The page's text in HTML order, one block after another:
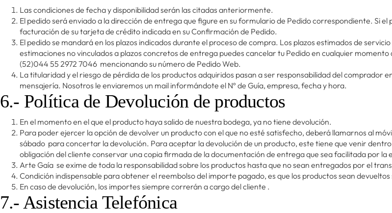
Las condiciones de fecha y disponibilidad serán las citadas anteriormente.
El pedido será enviado a la dirección de entrega que figure en su formulario de Pedido correspondiente. Si
facturación de su tarjeta de crédito indicada en su Confirmación de Pedido.
El pedido se mandará en los plazos indicados durante el proceso de compra. Los plazos estimados de
estimaciones no vinculados a plazos concretos de entrega puedes cancelar tu Pedido en cualquier
(52)044 55 2972 7046 mencionando su número de Pedido Web.
La titularidad y el riesgo de pérdida de los productos adquiridos pasan a ser responsabilidad del comprador
mensajería. Nosotros le enviaremos un mail informándote el Nº de Guía, empresa, fecha y hora.
6.- Política de Devolución de productos
En el momento en el que el producto haya salido de nuestra bodega, ya no tiene devolución.
Para poder ejercer la opción de devolver un producto con el que no esté satisfecho, deberá llamarnos al
sábado para concertar la devolución. Para aceptar la devolución de un producto, este tiene que venir
obligación del cliente conservar una copia firmada de la documentación de entrega que sea facilitada por la
Arte Gaía se exime de toda la responsabilidad sobre los productos hasta que no sean entregados por el
Condición indispensable para obtener el reembolso del importe pagado, es que los productos sean devueltos
En caso de devolución, los importes siempre correrán a cargo del cliente .
7.- Asistencia Telefónica